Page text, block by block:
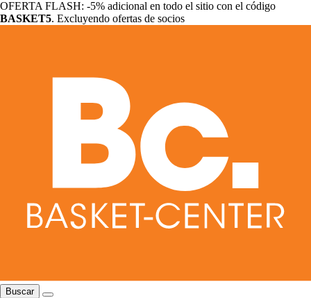
OFERTA FLASH: -5% adicional en todo el sitio con el código
BASKET5. Excluyendo ofertas de socios
Buscar